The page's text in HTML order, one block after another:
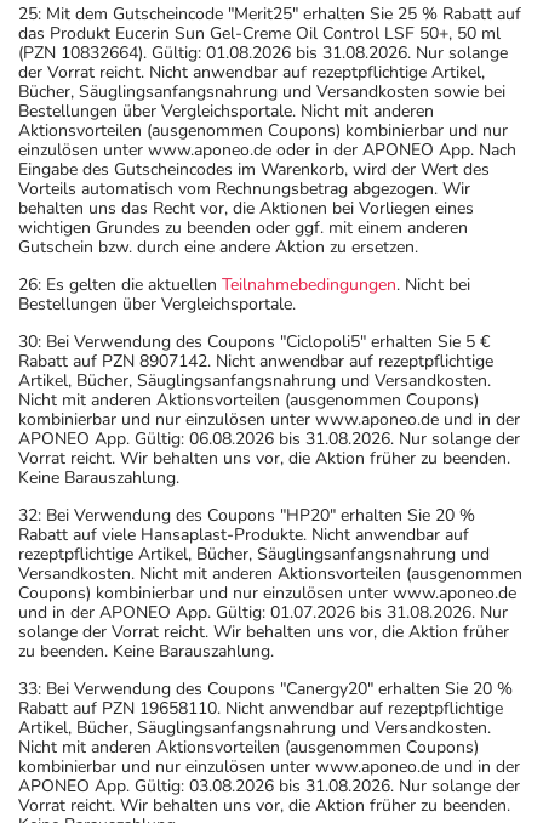
25: Mit dem Gutscheincode "Merit25" erhalten Sie 25 % Rabatt auf
das Produkt Eucerin Sun Gel-Creme Oil Control LSF 50+, 50 ml
(PZN 10832664). Gültig: 01.08.2026 bis 31.08.2026. Nur solange
der Vorrat reicht. Nicht anwendbar auf rezeptpflichtige Artikel,
Bücher, Säuglingsanfangsnahrung und Versandkosten sowie bei
Bestellungen über Vergleichsportale. Nicht mit anderen
Aktionsvorteilen (ausgenommen Coupons) kombinierbar und nur
einzulösen unter www.aponeo.de oder in der APONEO App. Nach
Eingabe des Gutscheincodes im Warenkorb, wird der Wert des
Vorteils automatisch vom Rechnungsbetrag abgezogen. Wir
behalten uns das Recht vor, die Aktionen bei Vorliegen eines
wichtigen Grundes zu beenden oder ggf. mit einem anderen
Gutschein bzw. durch eine andere Aktion zu ersetzen.
26: Es gelten die aktuellen Teilnahmebedingungen. Nicht bei
Bestellungen über Vergleichsportale.
30: Bei Verwendung des Coupons "Ciclopoli5" erhalten Sie 5 €
Rabatt auf PZN 8907142. Nicht anwendbar auf rezeptpflichtige
Artikel, Bücher, Säuglingsanfangsnahrung und Versandkosten.
Nicht mit anderen Aktionsvorteilen (ausgenommen Coupons)
kombinierbar und nur einzulösen unter www.aponeo.de und in der
APONEO App. Gültig: 06.08.2026 bis 31.08.2026. Nur solange der
Vorrat reicht. Wir behalten uns vor, die Aktion früher zu beenden.
Keine Barauszahlung.
32: Bei Verwendung des Coupons "HP20" erhalten Sie 20 %
Rabatt auf viele Hansaplast-Produkte. Nicht anwendbar auf
rezeptpflichtige Artikel, Bücher, Säuglingsanfangsnahrung und
Versandkosten. Nicht mit anderen Aktionsvorteilen (ausgenommen
Coupons) kombinierbar und nur einzulösen unter www.aponeo.de
und in der APONEO App. Gültig: 01.07.2026 bis 31.08.2026. Nur
solange der Vorrat reicht. Wir behalten uns vor, die Aktion früher
zu beenden. Keine Barauszahlung.
33: Bei Verwendung des Coupons "Canergy20" erhalten Sie 20 %
Rabatt auf PZN 19658110. Nicht anwendbar auf rezeptpflichtige
Artikel, Bücher, Säuglingsanfangsnahrung und Versandkosten.
Nicht mit anderen Aktionsvorteilen (ausgenommen Coupons)
kombinierbar und nur einzulösen unter www.aponeo.de und in der
APONEO App. Gültig: 03.08.2026 bis 31.08.2026. Nur solange der
Vorrat reicht. Wir behalten uns vor, die Aktion früher zu beenden.